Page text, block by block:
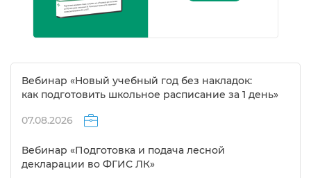
ебинар «Новый учебный год без накладок:
как подготовить школьное расписание за 1 день»
07.08.2026
ебинар «Подготовка и подача лесной
декларации во ФГИС ЛК»